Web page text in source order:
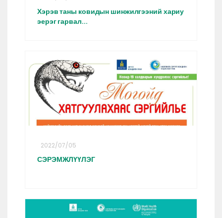
Хэрэв таны ковидын шинжилгээний хариу
эерэг гарвал...
2022/07/05
СЭРЭМЖЛҮҮЛЭГ